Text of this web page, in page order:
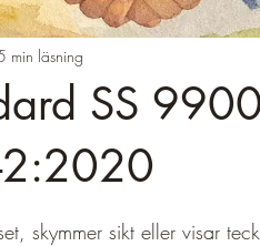
SS
min läsning
skymmer sikt eller visar